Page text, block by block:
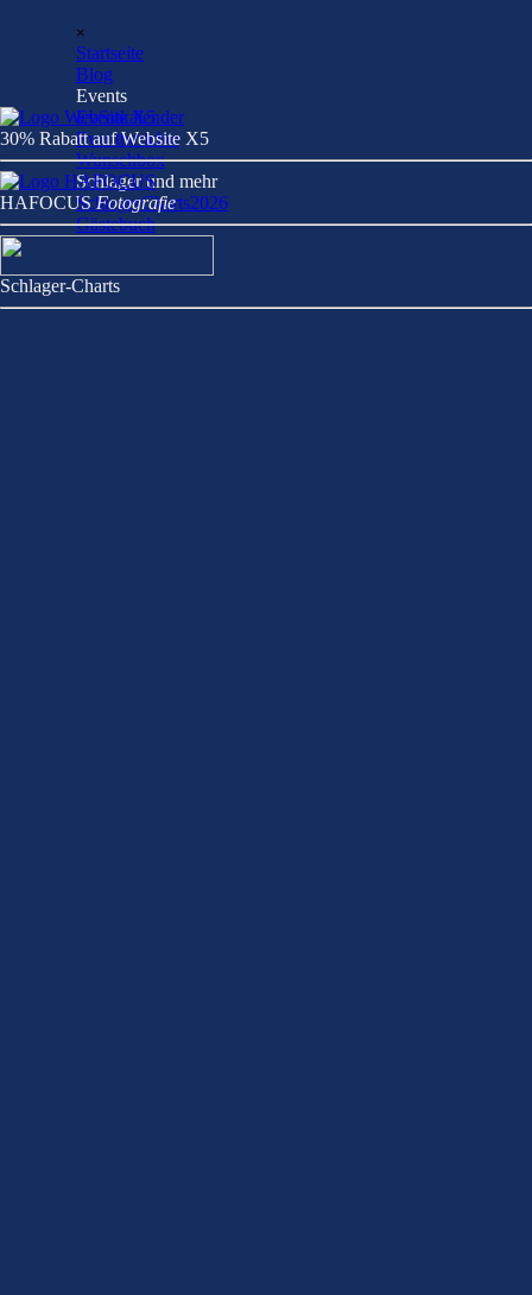
×
Startseite
Blog
Events
Eventkalender
Eventberichte
Wunschbox
Schlager und mehr▼
SchlagerCharts2026
Gästebuch
30% Rabatt auf Website X5
HAFOCUSFotografie
Schlager-Charts